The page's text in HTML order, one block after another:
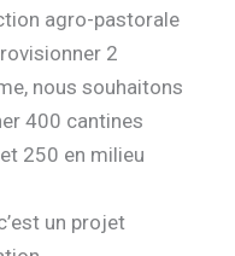
agro-pastorale
2
nous souhaitons
400 cantines
250 en milieu
un projet